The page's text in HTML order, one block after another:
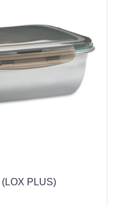
PLUS)